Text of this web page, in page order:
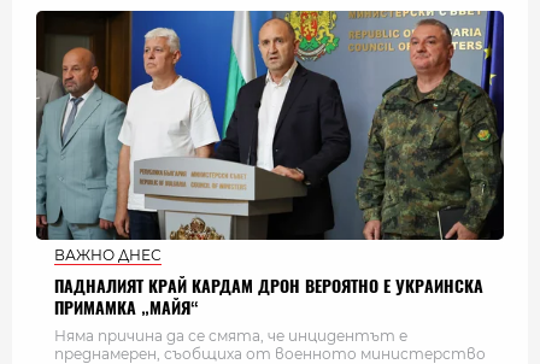
ВАЖНО ДНЕС
ПАДНАЛИЯТ КРАЙ КАРДАМ ДРОН ВЕРОЯТНО Е УКРАИНСКА
ПРИМАМКА „МАЙЯ“
Няма причина да се смята, че инцидентът е
преднамерен, съобщиха от военното министерство